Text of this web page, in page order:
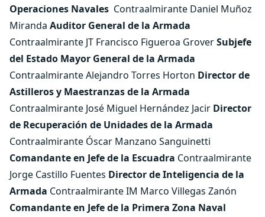
Operaciones Navales Contraalmirante Daniel Muñoz
Miranda Auditor General de la Armada
Contraalmirante JT Francisco Figueroa GroverSubjefe
del Estado Mayor General de la Armada
Contraalmirante Alejandro Torres Horton Director de
Astilleros y Maestranzas de la Armada
Contraalmirante José Miguel Hernández Jacir Director
de Recuperación de Unidades de la Armada
Contraalmirante Óscar Manzano Sanguinetti
Comandante en Jefe de la Escuadra Contraalmirante
Jorge Castillo Fuentes Director de Inteligencia de la
Armada Contraalmirante IM Marco Villegas Zanón
Comandante en Jefe de la Primera Zona Naval